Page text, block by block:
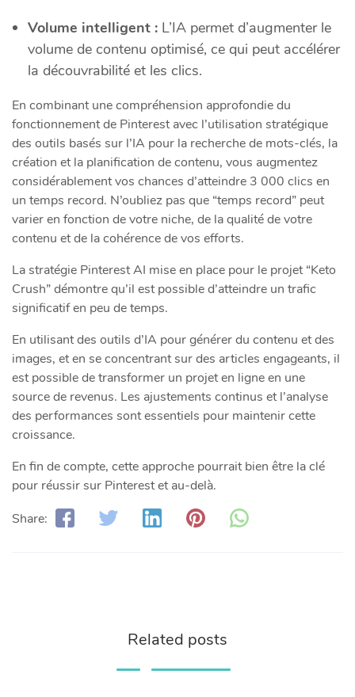
Volume intelligent : L’IA permet d’augmenter le
volume de contenu optimisé, ce qui peut accélérer
la découvrabilité et les clics.
En combinant une compréhension approfondie du
fonctionnement de Pinterest avec l’utilisation stratégique
des outils basés sur l’IA pour la recherche de mots-clés, la
création et la planification de contenu, vous augmentez
considérablement vos chances d’atteindre 3 000 clics en
un temps record. N’oubliez pas que “temps record” peut
varier en fonction de votre niche, de la qualité de votre
contenu et de la cohérence de vos efforts.
La stratégie Pinterest AI mise en place pour le projet “Keto
Crush” démontre qu’il est possible d’atteindre un trafic
significatif en peu de temps.
En utilisant des outils d’IA pour générer du contenu et des
images, et en se concentrant sur des articles engageants, il
est possible de transformer un projet en ligne en une
source de revenus. Les ajustements continus et l’analyse
des performances sont essentiels pour maintenir cette
croissance.
En fin de compte, cette approche pourrait bien être la clé
pour réussir sur Pinterest et au-delà.
Share:
Related posts